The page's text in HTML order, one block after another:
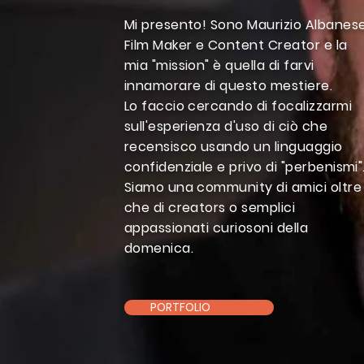
Mi presento! Sono Maurizio
Film Maker e Content Creator e la
mia "mission" è quella di farvi
innamorare di questo mestiere.
Lo faccio cercando di focalizzarmi
sull'esperienza d'uso di ciò che
recensisco usando un linguaggio
confidenziale e privo di
Siamo una community di amici oltre
che di creators o semplici
appassionati curiosoni della
domenica.
PORTFOLIO